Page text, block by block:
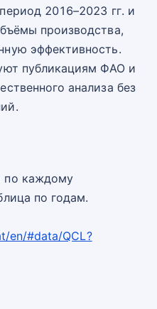
2016–2023 гг. и
производства,
эффективность.
публикациям ФАО и
анализа без
по каждому
по годам.
en/#data/QCL?